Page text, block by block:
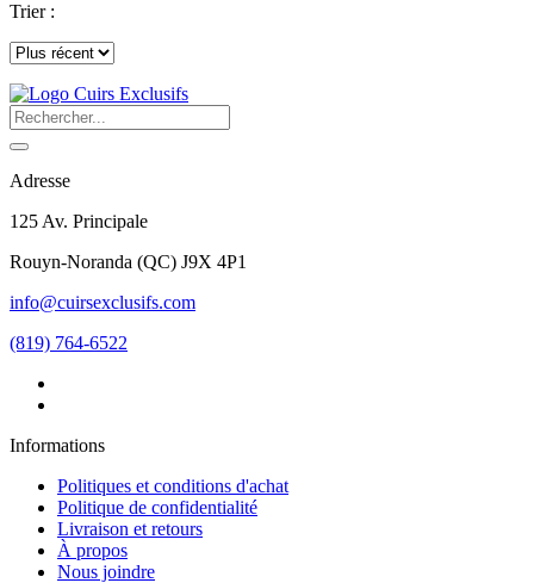
Trier :
Adresse
125 Av. Principale
Rouyn-Noranda (QC) J9X 4P1
info@cuirsexclusifs.com
(819) 764-6522
Informations
Politiques et conditions d'achat
Politique de confidentialité
Livraison et retours
À propos
Nous joindre